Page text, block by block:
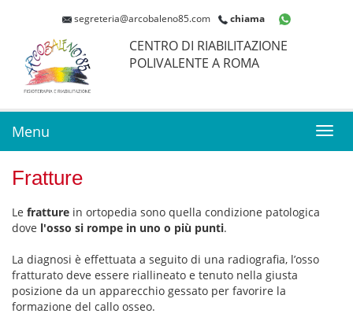
segreteria@arcobaleno85.com chiama
CENTRO DI RIABILITAZIONE
POLIVALENTE A ROMA
Menu
Fratture
Le fratture in ortopedia sono quella condizione patologica
dove l'osso si rompe in uno o più punti.
La diagnosi è effettuata a seguito di una radiografia, l’osso
fratturato deve essere riallineato e tenuto nella giusta
posizione da un apparecchio gessato per favorire la
formazione del callo osseo.